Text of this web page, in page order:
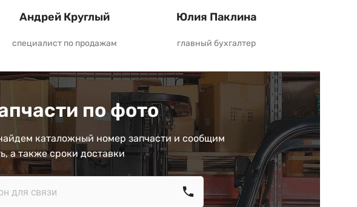
Андрей Круглый
специалист по продажам
Юлия Паклина
главный бухгалтер
по фото
каталожный номер запчасти и сообщим
а также сроки доставки
call